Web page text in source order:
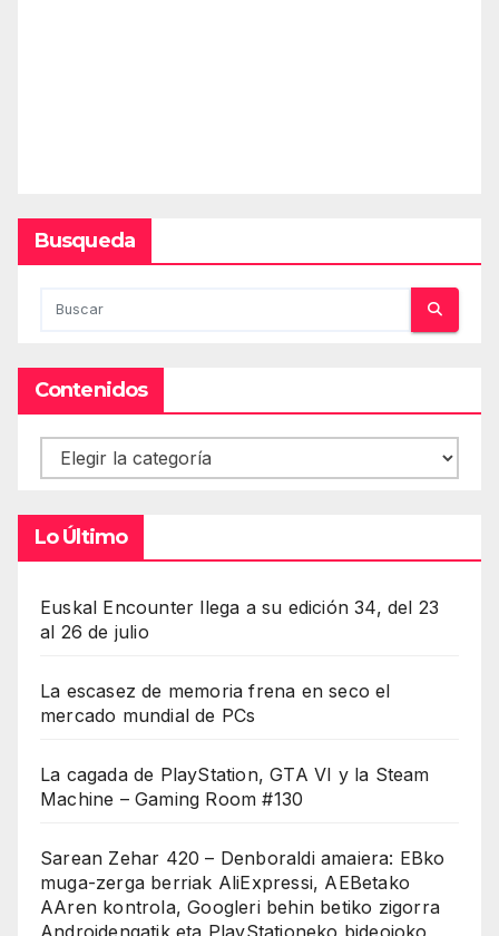
Busqueda
Contenidos
Contenidos
Lo Último
Euskal Encounter llega a su edición 34, del 23
al 26 de julio
La escasez de memoria frena en seco el
mercado mundial de PCs
La cagada de PlayStation, GTA VI y la Steam
Machine – Gaming Room #130
Sarean Zehar 420 – Denboraldi amaiera: EBko
muga-zerga berriak AliExpressi, AEBetako
AAren kontrola, Googleri behin betiko zigorra
Androidengatik eta PlayStationeko bideojoko